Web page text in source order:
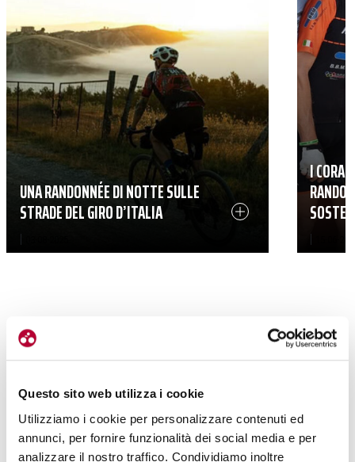
Questo sito web utilizza i cookie
Utilizziamo i cookie per personalizzare contenuti ed
annunci, per fornire funzionalità dei social media e per
analizzare il nostro traffico. Condividiamo inoltre
UNA RANDONNÉE DI NOTTE SULLE
STRADE DEL GIRO D’ITALIA
I
SOSTE